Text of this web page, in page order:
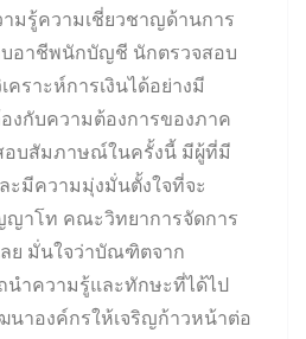
มรู้ความเชี่ยวชาญด้านการ
อาชีพนักบัญชี นักตรวจสอบ
ราะห์การเงินได้อย่างมี
งกับความต้องการของภาค
อบสัมภาษณ์ในครั้งนี้ มีผู้ที่มี
มีความมุ่งมั่นตั้งใจที่จะ
าโท คณะวิทยาการจัดการ
ย มั่นใจว่าบัณฑิตจาก
นำความรู้และทักษะที่ได้ไป
าองค์กรให้เจริญก้าวหน้าต่อ